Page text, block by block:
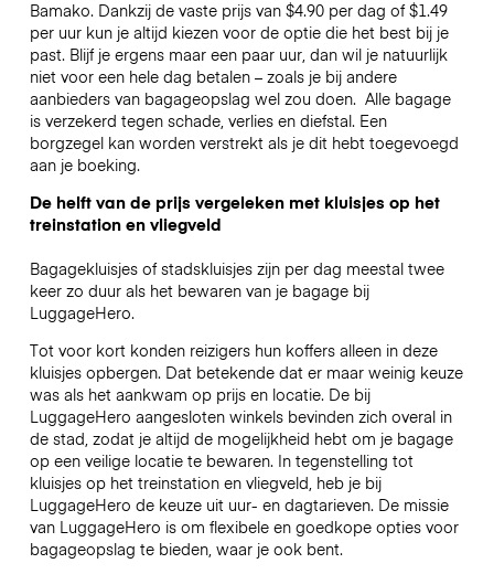
Bamako. Dankzij de vaste prijs van $4.90 per dag of $1.49
per uur kun je altijd kiezen voor de optie die het best bij je
past. Blijf je ergens maar een paar uur, dan wil je natuurlijk
niet voor een hele dag betalen – zoals je bij andere
aanbieders van bagageopslag wel zou doen. Alle bagage
is verzekerd tegen schade, verlies en diefstal. Een
borgzegel kan worden verstrekt als je dit hebt toegevoegd
aan je boeking.
De helft van de prijs vergeleken met kluisjes op het
treinstation en vliegveld
Bagagekluisjes of stadskluisjes zijn per dag meestal twee
keer zo duur als het bewaren van je bagage bij
LuggageHero.
Tot voor kort konden reizigers hun koffers alleen in deze
kluisjes opbergen. Dat betekende dat er maar weinig keuze
was als het aankwam op prijs en locatie. De bij
LuggageHero aangesloten winkels bevinden zich overal in
de stad, zodat je altijd de mogelijkheid hebt om je bagage
op een veilige locatie te bewaren. In tegenstelling tot
kluisjes op het treinstation en vliegveld, heb je bij
LuggageHero de keuze uit uur- en dagtarieven. De missie
van LuggageHero is om flexibele en goedkope opties voor
bagageopslag te bieden, waar je ook bent.